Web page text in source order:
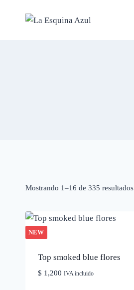
Mostrando 1–16 de 335 resultados
NEW
Top smoked blue flores
$ 1,200 IVA incluido